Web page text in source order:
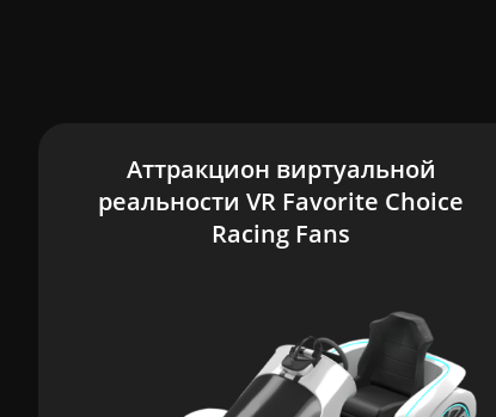
Аттракцион виртуальной
реальности VR Favorite Choice
Racing Fans